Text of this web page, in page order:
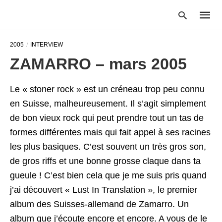
your
search
query
and
hit
2005 INTERVIEW
ZAMARRO – mars 2005
Le « stoner rock » est un créneau trop peu connu
en Suisse, malheureusement. Il s’agit simplement
de bon vieux rock qui peut prendre tout un tas de
formes différentes mais qui fait appel à ses racines
les plus basiques. C’est souvent un très gros son,
de gros riffs et une bonne grosse claque dans ta
gueule ! C’est bien cela que je me suis pris quand
j’ai découvert « Lust In Translation », le premier
album des Suisses-allemand de Zamarro. Un
album que j’écoute encore et encore. A vous de le